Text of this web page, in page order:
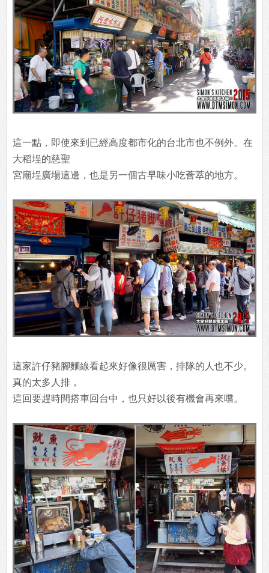
這一點，即使來到已經高度都市化的台北市也不例外。在
大稻埕的慈聖
宮廟埕廣場這邊，也是另一個古早味小吃薈萃的地方。
這家許仔豬腳麵線看起來好像很厲害，排隊的人也不少。
真的太多人排，
這回要趕時間搭車回台中，也只好以後有機會再來嚐。